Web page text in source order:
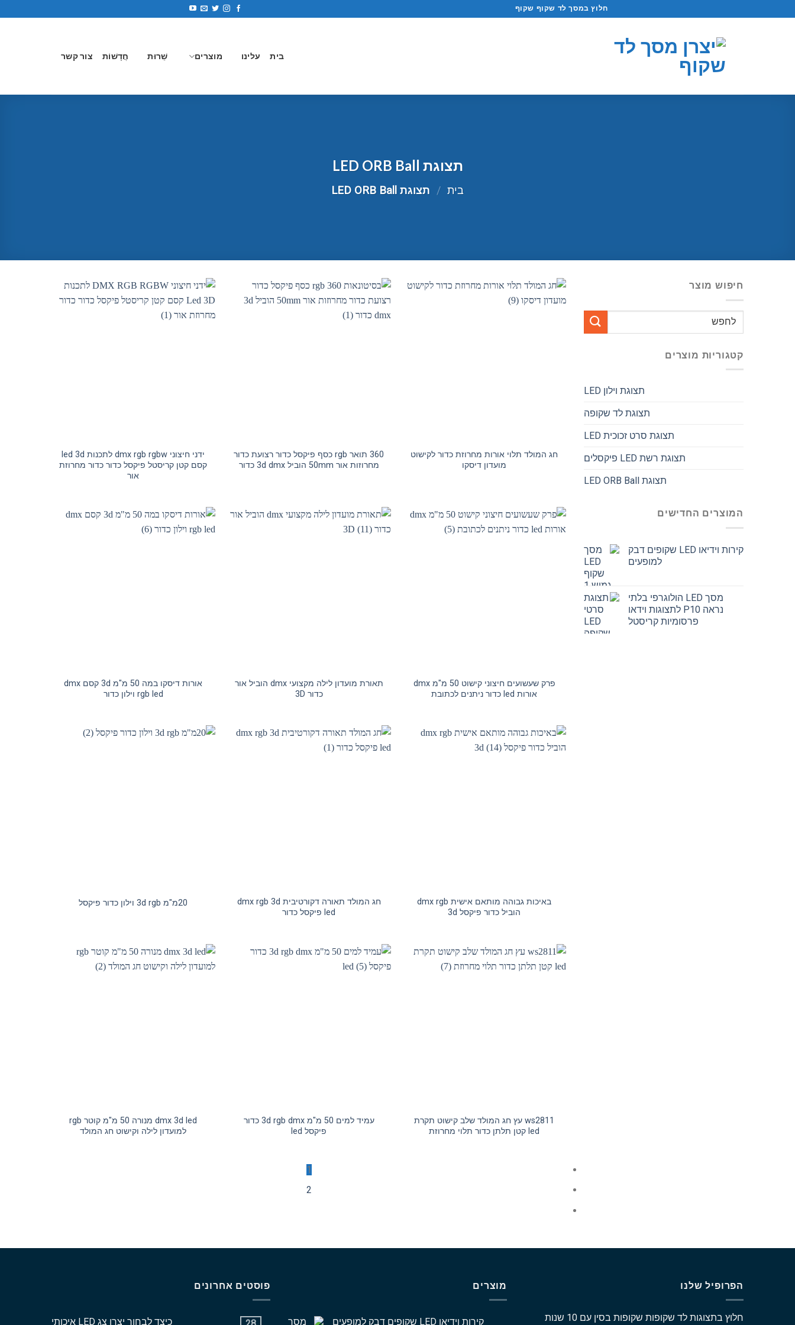
לתוכן
חלוץ במסך לד שקוף שקוף
בית עלינו מוצרים שֵׁרוּת חֲדָשׁוֹת צור קשר
תצוגת LED ORB Ball
בית / תצוגת LED ORB Ball
חיפוש מוצר
לחפש
קטגוריות מוצרים
תצוגת וילון LED
תצוגת לד שקופה
תצוגת סרט זכוכית LED
תצוגת רשת LED פיקסלים
תצוגת LED ORB Ball
המוצרים החדישים
קירות וידיאו LED שקופים דבק
למופעים
מסך LED הולוגרפי בלתי
נראה P10 לתצוגות וידאו
פרסומיות קריסטל
חג המולד תלוי אורות מחרוזת כדור לקישוט
מועדון דיסקו
360 תואר rgb כסף פיקסל כדור רצועת כדור
מחרוזות אור 50mm הוביל 3d dmx כדור
ידני חיצוני dmx rgb rgbw לתכנות led 3d
קסם קטן קריסטל פיקסל כדור כדור מחרוזת
אור
פרק שעשועים חיצוני קישוט 50 מ"מ dmx
אורות led כדור ניתנים לכתובת
תאורת מועדון לילה מקצועי dmx הוביל אור
כדור 3D
אורות דיסקו במה 50 מ"מ 3d קסם dmx
rgb led וילון כדור
באיכות גבוהה מותאם אישית dmx rgb
הוביל כדור פיקסל 3d
חג המולד תאורה דקורטיבית dmx rgb 3d
led פיקסל כדור
20מ"מ 3d rgb וילון כדור פיקסל
ws2811 עץ חג המולד שלב קישוט תקרת
led קטן תלתן כדור תלוי מחרוזת
עמיד למים 50 מ"מ 3d rgb dmx כדור
פיקסל led
dmx 3d led מנורה 50 מ"מ קוטר rgb
למועדון לילה וקישוט חג המולד
1
2
הפרופיל שלנו
חלוץ בתצוגות לד שקופות שקופות בסין עם 10 שנות
מוצרים
קירות וידיאו LED שקופים דבק למופעים
פוסטים אחרונים
כיצד לבחור יצרן צג LED איכותי